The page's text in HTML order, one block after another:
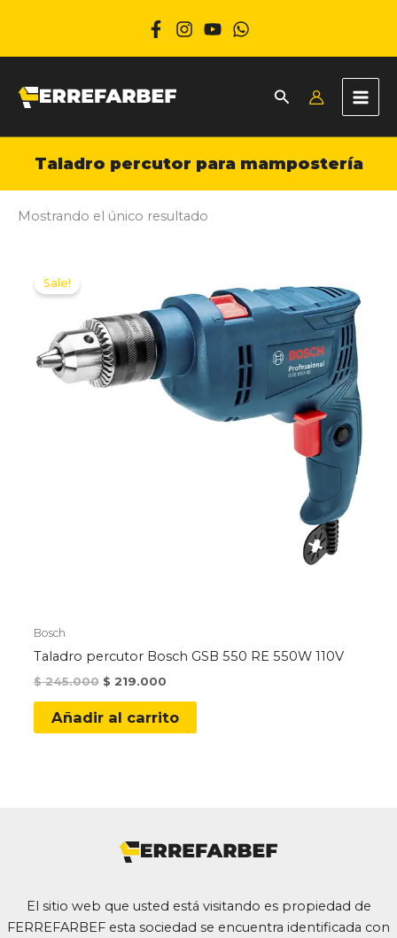
Taladro percutor para mampostería
Mostrando el único resultado
Sale!
Bosch
Taladro percutor Bosch GSB 550 RE 550W 110V
$245.000 Original
was:
$ 245.000.
$ 219.000Current
is:
$ 219.000.
Añadir al carrito
El sitio web que usted está visitando es propiedad de
FERREFARBEF esta sociedad se encuentra identificada con